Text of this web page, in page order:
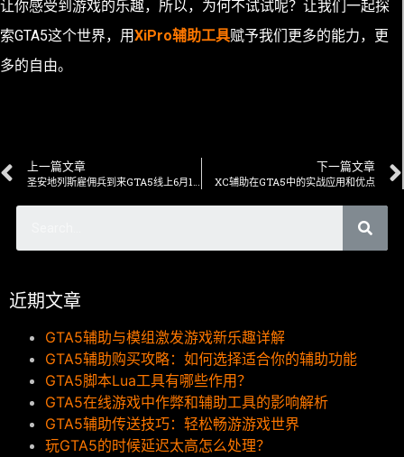
让你感受到游戏的乐趣，所以，为何不试试呢？让我们一起探
索GTA5这个世界，用XiPro辅助工具赋予我们更多的能力，更
多的自由。
上一篇文章
圣安地列斯雇佣兵到来GTA5线上6月13日更新内容
下一篇文章
XC辅助在GTA5中的实战应用和优点
近期文章
GTA5辅助与模组激发游戏新乐趣详解
GTA5辅助购买攻略：如何选择适合你的辅助功能
GTA5脚本Lua工具有哪些作用？
GTA5在线游戏中作弊和辅助工具的影响解析
GTA5辅助传送技巧：轻松畅游游戏世界
玩GTA5的时候延迟太高怎么处理？